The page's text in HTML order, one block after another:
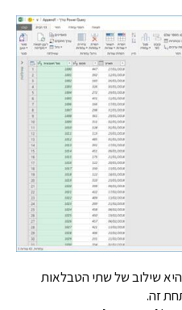
של שתי הטבלאות